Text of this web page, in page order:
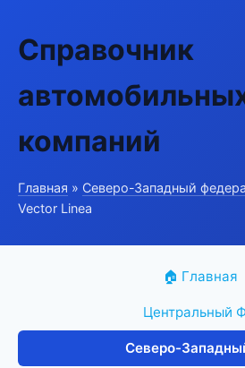
Справочник
компаний
Главная » Северо-Западный
Vector Linea
🏠 Главная
Центральный
Северо-